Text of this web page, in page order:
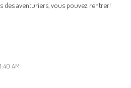
des aventuriers, vous pouvez rentrer!
AM